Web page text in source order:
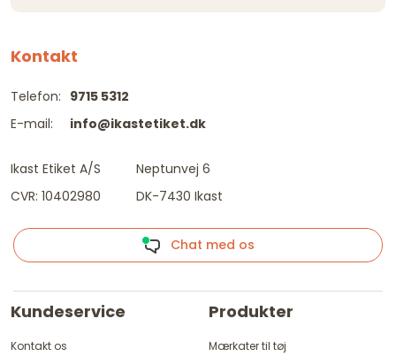
Kontakt
Telefon:
E-mail:
9715 5312
info@ikastetiket.dk
Ikast Etiket A/S
CVR: 10402980
Neptunvej 6
DK-7430 Ikast
Chat med os
Kundeservice
Kontakt os
Produkter
Mærkater til tøj